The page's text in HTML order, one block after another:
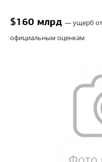
$160 млрд —ущерб
официальным оценкам